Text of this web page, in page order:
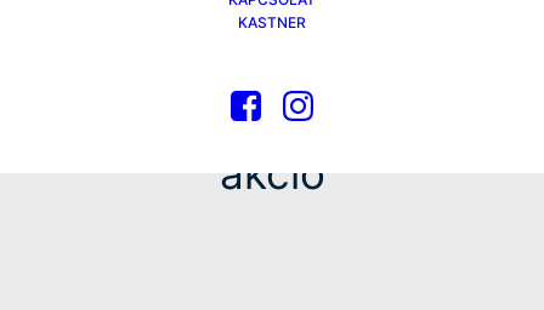
KASTNER
akció